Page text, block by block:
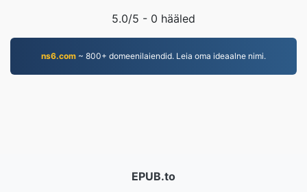
5.0/5 - 0 hääled
ns6.com ~ 800+ domeenilaiendid. Leia oma ideaalne nimi.
EPUB.to